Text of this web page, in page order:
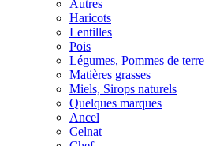
Autres
Haricots
Lentilles
Pois
Légumes, Pommes de terre
Matières grasses
Miels, Sirops naturels
Quelques marques
Ancel
Celnat